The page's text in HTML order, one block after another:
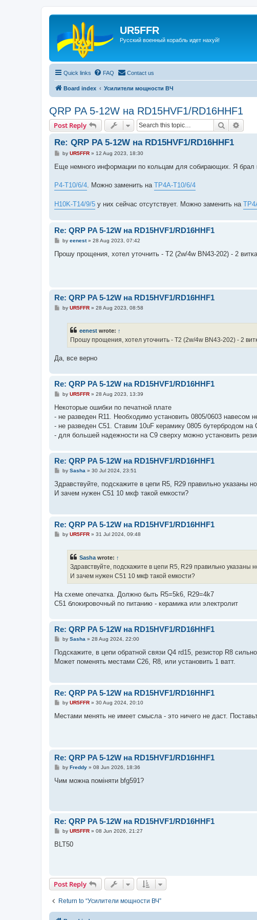
UR5FFR
Русский военный корабль идет нахуй!
Quick links FAQ Contact us
Board index Усилители мощности ВЧ
QRP PA 5-12W на RD15HVF1/RD16HHF1
Post Reply Search
Re: QRP PA 5-12W на RD15HVF1/RD16HHF1
P
s
by UR5FFR» 12 Aug 2023, 18:30
Еще немного информации по кольцам для собирающих. Я
P4-T10/6/4. Можно заменить на TP4A-T10/6/4
H10K-T14/9/5 у них сейчас отсутствует. Можно заменить на
Re: QRP PA 5-12W на RD15HVF1/RD16HHF1
P
s
by eenest» 28 Aug 2023, 07:42
Прошу прощения, хотел уточнить - T2 (2w/4w BN43-202) - 2
Re: QRP PA 5-12W на RD15HVF1/RD16HHF1
Pby UR5FFR» 28 Aug 2023, 08:58
eenest wrote: ↑
Прошу прощения, хотел уточнить - T2 (2w/4w BN43-202) - 2
Да, все верно
Re: QRP PA 5-12W на RD15HVF1/RD16HHF1
P
s
by UR5FFR» 28 Aug 2023, 13:39
Некоторые ошибки по печатной плате
- не разведен R11. Необходимо установить 0805/0603 навесом
- не разведен C51. Ставим 10uF керамику 0805 бутербродом на
- для большей надежности на C9 сверху можно установить
Re: QRP PA 5-12W на RD15HVF1/RD16HHF1
P
s
t
by Sasha» 30 Jul 2024, 23:51
Здравствуйте, подскажите в цепи R5, R29 правильно указаны
И зачем нужен C51 10 мкф такой емкости?
Re: QRP PA 5-12W на RD15HVF1/RD16HHF1
Pby UR5FFR» 31 Jul 2024, 09:48
Sasha wrote: ↑
Здравствуйте, подскажите в цепи R5, R29 правильно указаны
И зачем нужен C51 10 мкф такой емкости?
На схеме опечатка. Должно быть R5=5k6, R29=4k7
C51 блокировочный по питанию - керамика или электролит
Re: QRP PA 5-12W на RD15HVF1/RD16HHF1
P
s
by Sasha» 28 Aug 2024, 22:00
Подскажите, в цепи обратной связи Q4 rd15, резистор R8
Может поменять местами С26, R8, или установить 1 ватт.
Re: QRP PA 5-12W на RD15HVF1/RD16HHF1
P
s
by UR5FFR» 30 Aug 2024, 20:10
Местами менять не имеет смысла - это ничего не даст.
Re: QRP PA 5-12W на RD15HVF1/RD16HHF1
P
s
by Freddy» 08 Jun 2026, 18:36
Чим можна поміняти bfg591?
Re: QRP PA 5-12W на RD15HVF1/RD16HHF1
P
s
by UR5FFR» 08 Jun 2026, 21:27
BLT50
Post Reply
Return to “Усилители мощности ВЧ”